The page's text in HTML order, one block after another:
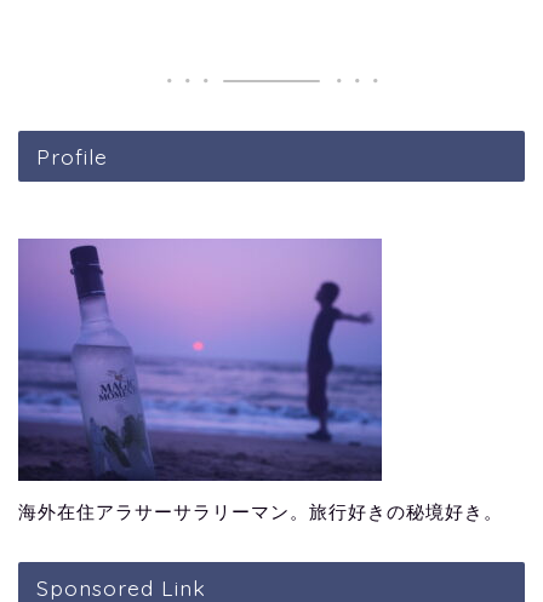
Profile
海外在住アラサーサラリーマン。旅行好きの秘境好き。
Sponsored Link